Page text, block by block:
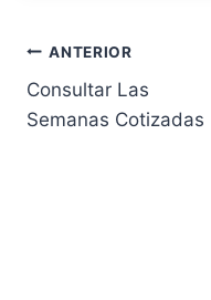
Navegación
de
ANTERIOR
Consultar Las
Semanas Cotizadas